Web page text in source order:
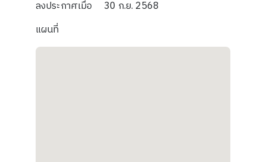
ลงประกาศเมื่อ
30 ก.ย. 2568
แผนที่